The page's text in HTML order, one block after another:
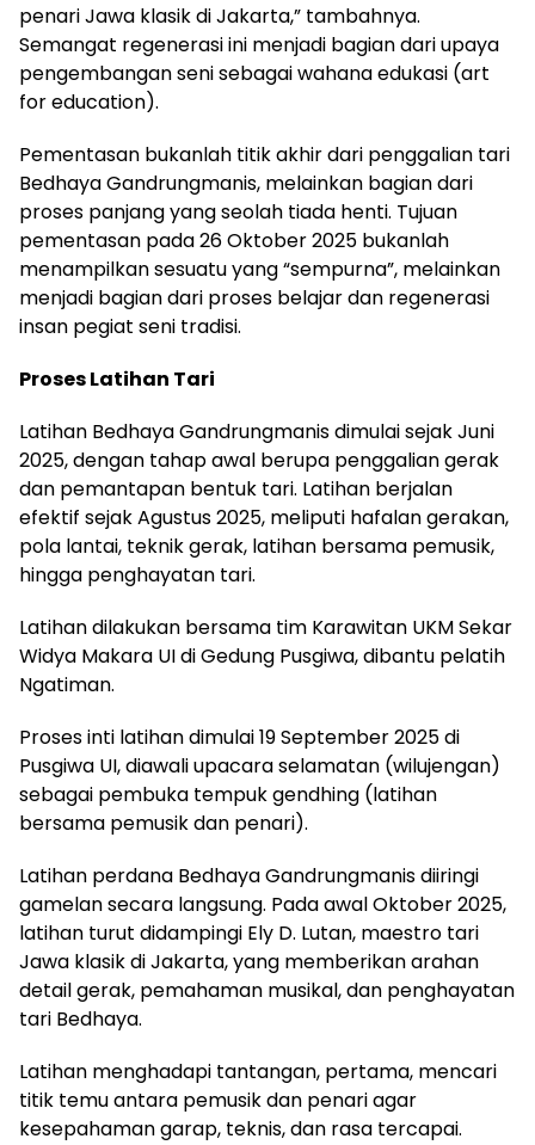
penari Jawa klasik di Jakarta,” tambahnya.
Semangat regenerasi ini menjadi bagian dari upaya
pengembangan seni sebagai wahana edukasi (art
for education).
Pementasan bukanlah titik akhir dari penggalian tari
Bedhaya Gandrungmanis, melainkan bagian dari
proses panjang yang seolah tiada henti. Tujuan
pementasan pada 26 Oktober 2025 bukanlah
menampilkan sesuatu yang “sempurna”, melainkan
menjadi bagian dari proses belajar dan regenerasi
insan pegiat seni tradisi.
Proses Latihan Tari
Latihan Bedhaya Gandrungmanis dimulai sejak Juni
2025, dengan tahap awal berupa penggalian gerak
dan pemantapan bentuk tari. Latihan berjalan
efektif sejak Agustus 2025, meliputi hafalan gerakan,
pola lantai, teknik gerak, latihan bersama pemusik,
hingga penghayatan tari.
Latihan dilakukan bersama tim Karawitan UKM Sekar
Widya Makara UI di Gedung Pusgiwa, dibantu pelatih
Ngatiman.
Proses inti latihan dimulai 19 September 2025 di
Pusgiwa UI, diawali upacara selamatan (wilujengan)
sebagai pembuka tempuk gendhing (latihan
bersama pemusik dan penari).
Latihan perdana Bedhaya Gandrungmanis diiringi
gamelan secara langsung. Pada awal Oktober 2025,
latihan turut didampingi Ely D. Lutan, maestro tari
Jawa klasik di Jakarta, yang memberikan arahan
detail gerak, pemahaman musikal, dan penghayatan
tari Bedhaya.
Latihan menghadapi tantangan, pertama, mencari
titik temu antara pemusik dan penari agar
kesepahaman garap, teknis, dan rasa tercapai.